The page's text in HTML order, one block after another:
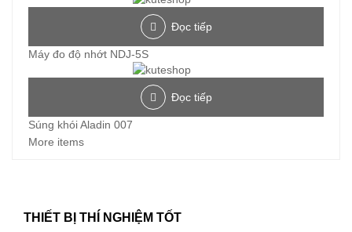
Đọc tiếp
Máy đo độ nhớt NDJ-5S
Đọc tiếp
Súng khói Aladin 007
More items
THIẾT BỊ THÍ NGHIỆM TỐT